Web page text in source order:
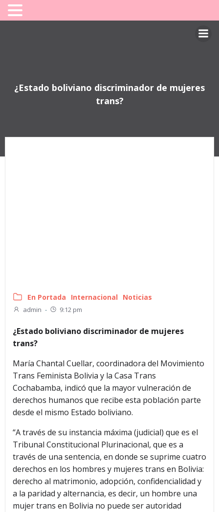
¿Estado boliviano discriminador de mujeres
trans?
En Portada Internacional Noticias
admin - 9:12 pm
¿Estado boliviano discriminador de mujeres
trans?
María Chantal Cuellar, coordinadora del Movimiento
Trans Feminista Bolivia y la Casa Trans
Cochabamba, indicó que la mayor vulneración de
derechos humanos que recibe esta población parte
desde el mismo Estado boliviano.
“A través de su instancia máxima (judicial) que es el
Tribunal Constitucional Plurinacional, que es a
través de una sentencia, en donde se suprime cuatro
derechos en los hombres y mujeres trans en Bolivia:
derecho al matrimonio, adopción, confidencialidad y
a la paridad y alternancia, es decir, un hombre una
mujer trans en Bolivia no puede ser autoridad